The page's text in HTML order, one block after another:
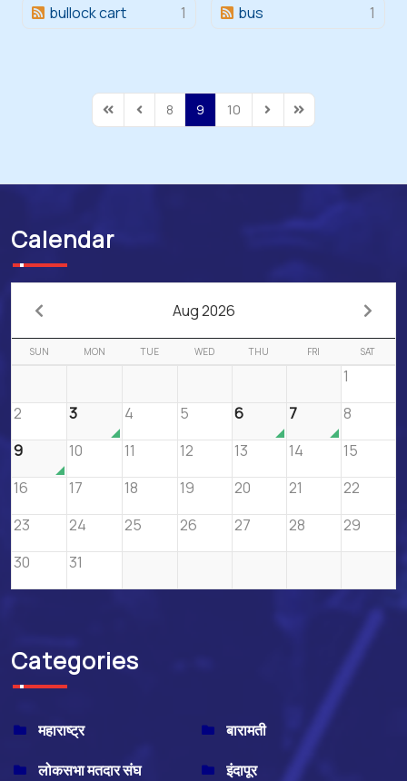
bullock cart 1 bus 1
First PagePrevious Page
8 9 10 Next PageLast Page
Calendar
Aug 2026
SUN MON TUE WED THU FRI SAT
1
2
3 4 5 6 7
8
9
10 11 12 13 14
15
16
17 18 19 20 21
22
23
24 25 26 27 28
29
30
31
Categories
महाराष्ट्र
बारामती
लोकसभा मतदार संघ
इंदापूर